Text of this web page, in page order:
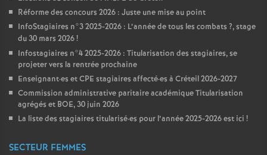
Réforme des concours 2026 : Juste une mise au point
InfoStagiaires n°3 2025-2026 : L’année de tous les combats ?, stage
du 30 mars 2026!
Infostagiaires n°4 2025-2026 : Titularisation des stagiaires, se
projeter vers la rentrée prochaine
Enseignant·es etCPE stagiaires affecté·es à Créteil 2026-2027
Commission administrative paritaire académique Titularisation
agrégés et BOE, 30 juin 2026
La liste des stagiaires titularisé·es pour l’année 2025-2026 est ici !
SECTEUR FEMMES